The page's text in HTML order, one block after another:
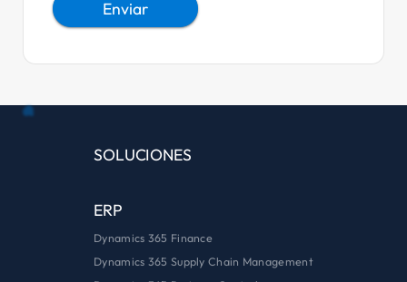
Enviar
SOLUCIONES
ERP
Dynamics 365 Finance
Dynamics 365 Supply Chain Management